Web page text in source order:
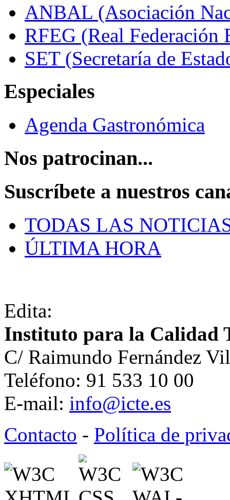
ANBAL (Asociación
RFEG (Real Federación
SET (Secretaría de
Especiales
Agenda Gastronómica
Nos patrocinan...
Suscríbete a nuestros
TODAS LAS
ÚLTIMA HORA
Edita:
Instituto para la Calidad
C/ Raimundo Fernández
Teléfono: 91 533 10 00
E-mail: info@icte.es
Contacto - Política de